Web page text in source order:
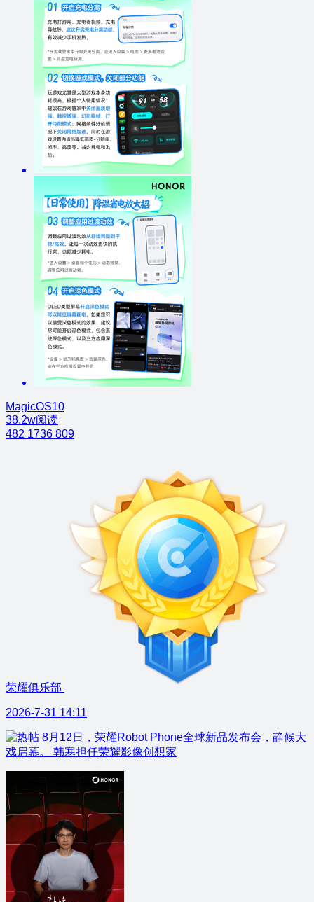
MagicOS10
38.2w阅读
482 1736 809
荣耀俱乐部
2026-7-31 14:11
8月12日，荣耀Robot Phone全球新品发布会，静候大
戏启幕。 韩寒担任荣耀影像创想家